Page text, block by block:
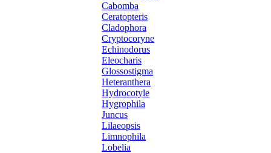
Cabomba
Ceratopteris
Cladophora
Cryptocoryne
Echinodorus
Eleocharis
Glossostigma
Heteranthera
Hydrocotyle
Hygrophila
Juncus
Lilaeopsis
Limnophila
Lobelia